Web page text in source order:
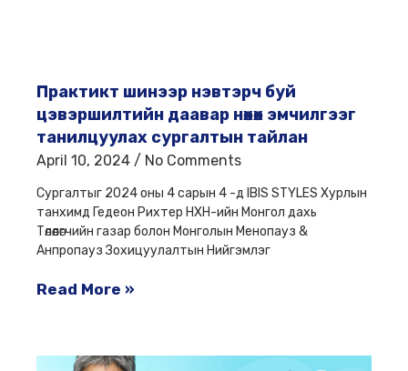
Практикт шинээр нэвтэрч буй
цэвэршилтийн даавар нөхөх эмчилгээг
танилцуулах сургалтын тайлан
April 10, 2024 No Comments
Сургалтыг 2024 оны 4 сарын 4 -д IBIS STYLES Хурлын
танхимд Гедеон Рихтер НХН-ийн Монгол дахь
Төлөөлөгчийн газар болон Монголын Менопауз &
Анпропауз Зохицуулалтын Нийгэмлэг
Read More »